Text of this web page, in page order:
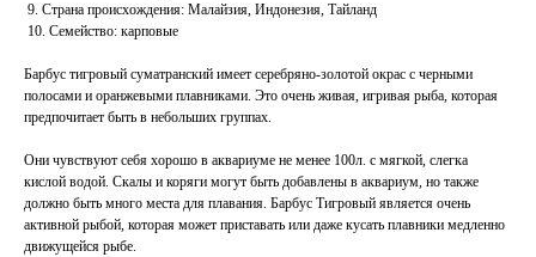
9. Страна происхождения: Малайзия, Индонезия, Тайланд
10. Семейство: карповые
Барбус тигровый суматранский имеет серебряно-золотой окрас с черными
полосами и оранжевыми плавниками. Это очень живая, игривая рыба, которая
предпочитает быть в небольших группах.
Они чувствуют себя хорошо в аквариуме не менее 100л. с мягкой, слегка
кислой водой. Скалы и коряги могут быть добавлены в аквариум, но также
должно быть много места для плавания. Барбус Тигровый является очень
активной рыбой, которая может приставать или даже кусать плавники медленно
движущейся рыбе.